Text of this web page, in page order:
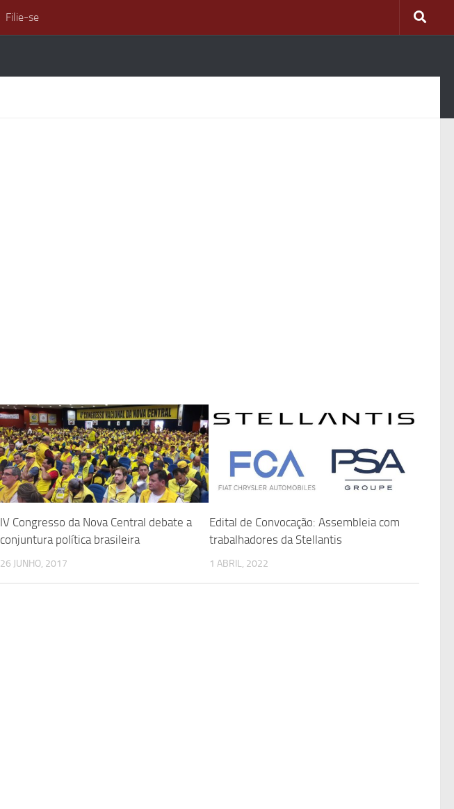
Filie-se
IV Congresso da Nova Central debate a
conjuntura política brasileira
26 JUNHO, 2017
Edital de Convocação: Assembleia com
trabalhadores da Stellantis
1 ABRIL, 2022